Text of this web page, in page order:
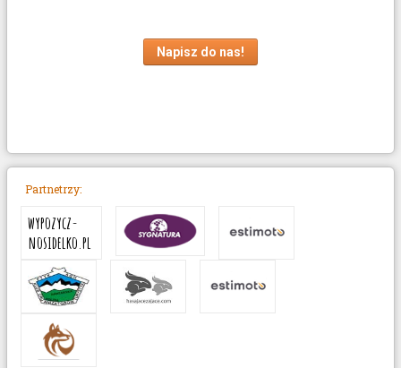
Napisz do nas!
Partnetrzy:
wypozycz-
nosidelko.pl